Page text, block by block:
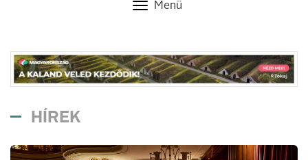
Toggle
Menü
HÍREK